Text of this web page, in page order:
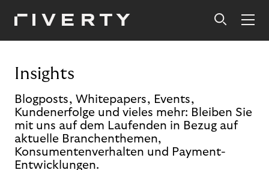
Insights
Blogposts, Whitepapers, Events,
Kundenerfolge und vieles mehr: Bleiben Sie
mit uns auf dem Laufenden in Bezug auf
aktuelle Branchenthemen,
Konsumentenverhalten und Payment-
Entwicklungen.